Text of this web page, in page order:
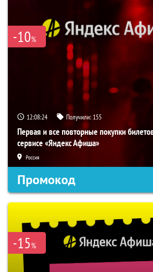
-10%
12:08:24 Получили: 155
Первая и все повторные покупки
сервисе «Яндекс Афиша»
Россия
Промокод
-15%